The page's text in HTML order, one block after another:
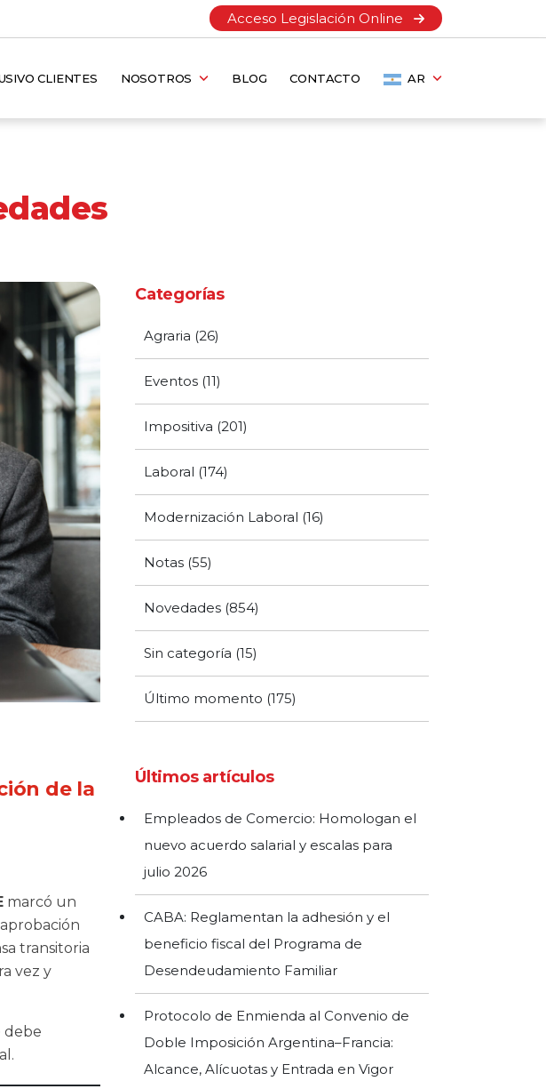
Acceso Legislación Online
CLIENTES NOSOTROS BLOG CONTACTO AR
de la
marcó un
transitoria
vez y
debe
Categorías
Agraria (26)
Eventos (11)
Impositiva (201)
Laboral (174)
Modernización Laboral (16)
Notas (55)
Novedades (854)
Sin categoría (15)
Último momento (175)
Últimos artículos
Empleados de Comercio: Homologan el
nuevo acuerdo salarial y escalas para
julio 2026
CABA: Reglamentan la adhesión y el
beneficio fiscal del Programa de
Desendeudamiento Familiar
Protocolo de Enmienda al Convenio de
Doble Imposición Argentina–Francia:
Alcance, Alícuotas y Entrada en Vigor